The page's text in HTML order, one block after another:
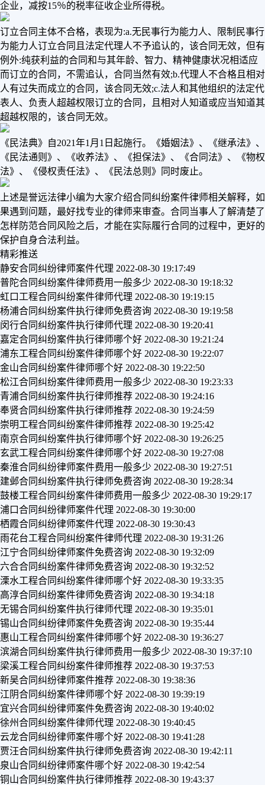
企业，减按15％的税率征收企业所得税。
订立合同主体不合格，表现为:a.无民事行为能力人、限制民事行
为能力人订立合同且法定代理人不予追认的，该合同无效，但有
例外:纯获利益的合同和与其年龄、智力、精神健康状况相适应
而订立的合同，不需追认，合同当然有效;b.代理人不合格且相对
人有过失而成立的合同，该合同无效;c.法人和其他组织的法定代
表人、负责人超越权限订立的合同，且相对人知道或应当知道其
超越权限的，该合同无效。
《民法典》自2021年1月1日起施行。《婚姻法》、《继承法》、
《民法通则》、《收养法》、《担保法》、《合同法》、《物权
法》、《侵权责任法》、《民法总则》同时废止。
上述是誉远法律小编为大家介绍合同纠纷案件律师相关解释，如
果遇到问题，最好找专业的律师来审查。合同当事人了解清楚了
怎样防范合同风险之后，才能在实际履行合同的过程中，更好的
保护自身合法利益。
精彩推送
静安合同纠纷律师案件代理 2022-08-30 19:17:49
普陀合同纠纷案件律师费用一般多少 2022-08-30 19:18:32
虹口工程合同纠纷案件律师代理 2022-08-30 19:19:15
杨浦合同纠纷案件执行律师免费咨询 2022-08-30 19:19:58
闵行合同纠纷案件执行律师代理 2022-08-30 19:20:41
嘉定合同纠纷案件执行律师哪个好 2022-08-30 19:21:24
浦东工程合同纠纷案件律师哪个好 2022-08-30 19:22:07
金山合同纠纷案件律师哪个好 2022-08-30 19:22:50
松江合同纠纷案件律师费用一般多少 2022-08-30 19:23:33
青浦合同纠纷案件执行律师推荐 2022-08-30 19:24:16
奉贤合同纠纷案件执行律师推荐 2022-08-30 19:24:59
崇明工程合同纠纷案件律师推荐 2022-08-30 19:25:42
南京合同纠纷案件执行律师哪个好 2022-08-30 19:26:25
玄武工程合同纠纷案件律师哪个好 2022-08-30 19:27:08
秦淮合同纠纷律师案件费用一般多少 2022-08-30 19:27:51
建邺合同纠纷案件执行律师免费咨询 2022-08-30 19:28:34
鼓楼工程合同纠纷案件律师费用一般多少 2022-08-30 19:29:17
浦口合同纠纷律师案件代理 2022-08-30 19:30:00
栖霞合同纠纷律师案件代理 2022-08-30 19:30:43
雨花台工程合同纠纷案件律师代理 2022-08-30 19:31:26
江宁合同纠纷律师案件免费咨询 2022-08-30 19:32:09
六合合同纠纷案件律师免费咨询 2022-08-30 19:32:52
溧水工程合同纠纷案件律师哪个好 2022-08-30 19:33:35
高淳合同纠纷案件律师免费咨询 2022-08-30 19:34:18
无锡合同纠纷案件执行律师代理 2022-08-30 19:35:01
锡山合同纠纷律师案件免费咨询 2022-08-30 19:35:44
惠山工程合同纠纷案件律师哪个好 2022-08-30 19:36:27
滨湖合同纠纷案件执行律师费用一般多少 2022-08-30 19:37:10
梁溪工程合同纠纷案件律师推荐 2022-08-30 19:37:53
新吴合同纠纷律师案件推荐 2022-08-30 19:38:36
江阴合同纠纷案件律师哪个好 2022-08-30 19:39:19
宜兴合同纠纷律师案件免费咨询 2022-08-30 19:40:02
徐州合同纠纷案件律师代理 2022-08-30 19:40:45
云龙合同纠纷律师案件哪个好 2022-08-30 19:41:28
贾汪合同纠纷案件执行律师免费咨询 2022-08-30 19:42:11
泉山合同纠纷律师案件哪个好 2022-08-30 19:42:54
铜山合同纠纷案件执行律师推荐 2022-08-30 19:43:37